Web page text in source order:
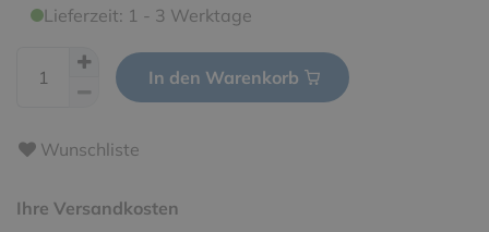
Lieferzeit: 1 - 3 Werktage
In den Warenkorb
Wunschliste
Ihre Versandkosten